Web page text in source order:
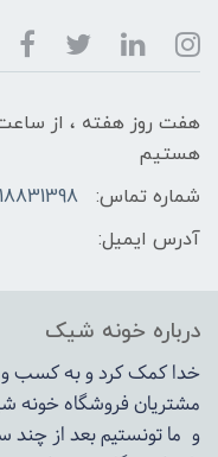
هستیم
شماره تماس:
آدرس ایمیل:
درباره خونه شیک
خدا کمک کرد و به کسب و
مشتریان فروشگاه خونه
و ما تونستیم بعد از چند